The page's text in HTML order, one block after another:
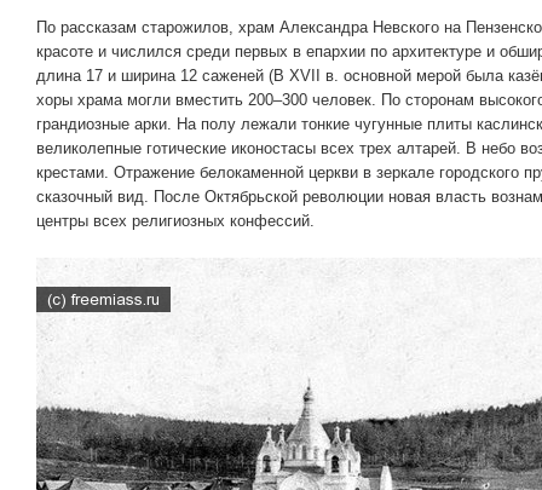
По рассказам старожилов, храм Александра Невского на
красоте и числился среди первых в епархии по архитектуре и
длина 17 и ширина 12 саженей (В XVII в. основной мерой была
хоры храма могли вместить 200–300 человек. По сторонам
грандиозные арки. На полу лежали тонкие чугунные плиты
великолепные готические иконостасы всех трех алтарей. В небо
крестами. Отражение белокаменной церкви в зеркале городского
сказочный вид. После Октябрьской революции новая власть
центры всех религиозных конфессий.